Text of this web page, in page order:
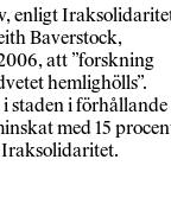
enligt
Baverstock,
att ”forskning
hemlighölls”.
staden i förhållande
med 15
Iraksolidaritet.